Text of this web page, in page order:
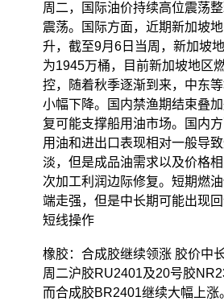
周二，国际油价持续高位震荡
震荡。国际方面，近期新加坡
升，截至9月6日当周，新加坡
为1945万桶，目前新加坡地区
控，随着秋季逐渐到来，中东
小幅下降。国内禁渔期结束叠
复可能支撑船用油市场。国内
用油和进出口表现相对一般导
淡，但是成品油需求以及价格
次加工利润边际修复。短期燃
端走强，但是中长期可能出现回
短线操作
橡胶：合成胶继续领涨 胶价中
周二沪胶RU2401及20号胶
而合成胶BR2401继续大幅上涨